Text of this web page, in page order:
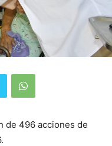
de 496 acciones de